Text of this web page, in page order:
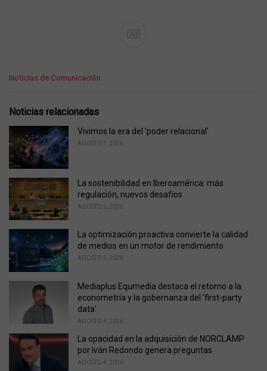
Ad
C
e
r
e
Noticias de Comunicación
Noticias relacionadas
Vivimos la era del 'poder relacional'
AGOSTO 7, 2026
La sostenibilidad en Iberoamérica: más
regulación, nuevos desafíos
AGOSTO 6, 2026
La optimización proactiva convierte la calidad
de medios en un motor de rendimiento
AGOSTO 5, 2026
Mediaplus Equmedia destaca el retorno a la
econometría y la gobernanza del 'first-party
data'
AGOSTO 4, 2026
La opacidad en la adquisición de NORCLAMP
por Iván Redondo genera preguntas
AGOSTO 4, 2026